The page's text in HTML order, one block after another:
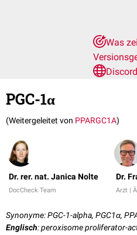
Was
Discord
PGC-1α
(Weitergeleitet von PPARGC1A)
Dr. rer. nat. Janica Nolte
DocCheck Team
Dr.
Arzt |
Synonyme: PGC-1-alpha, PGC1α,
Englisch: peroxisome proliferator-